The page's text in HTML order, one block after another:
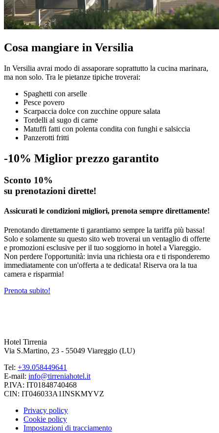
Cosa mangiare in Versilia
In Versilia avrai modo di assaporare soprattutto la cucina marinara,
ma non solo. Tra le pietanze tipiche troverai:
Spaghetti con arselle
Pesce povero
Scarpaccia dolce con zucchine oppure salata
Tordelli al sugo di carne
Matuffi fatti con polenta condita con funghi e salsiccia
Panzerotti fritti
-10% Miglior prezzo garantito
Sconto 10%
su prenotazioni dirette!
Assicurati le condizioni migliori, prenota sempre direttamente!
Prenotando direttamente ti garantiamo sempre la tariffa più bassa!
Solo e solamente su questo sito web troverai un ventaglio di offerte
e promozioni esclusive per il tuo soggiorno in hotel a Viareggio.
Non perdere l'opportunità: invia una richiesta ora e ti risponderemo
immediatamente con un'offerta a te dedicata! Riserva ora la tua
camera e risparmia!
Prenota subito!
Hotel Tirrenia
Via S.Martino, 23 - 55049 Viareggio (LU)
Tel: +39.058449641
E-mail: info@tirreniahotel.it
P.IVA: IT01848740468
CIN: IT046033A1INSKMYVZ
Privacy policy
Cookie policy
Impostazioni di tracciamento